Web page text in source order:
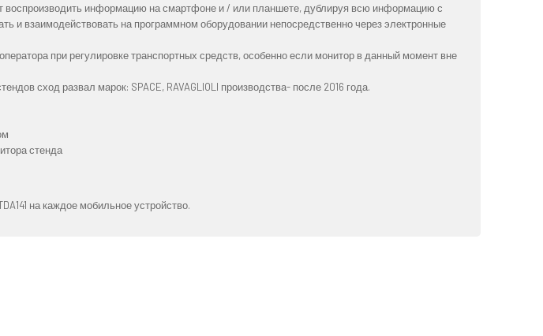
воспроизводить информацию на смартфоне и / или планшете, дублируя всю информацию с
и взаимодействовать на программном оборудовании непосредственно через электронные
при регулировке транспортных средств, особенно если монитор в данный момент вне
сход развал марок: SPACE, RAVAGLIOLI производства- после 2016 года.
стенда
на каждое мобильное устройство.